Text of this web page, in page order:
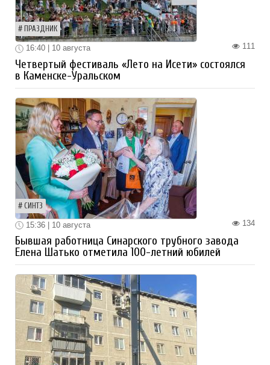
ПРАЗДНИК
111
16:40 | 10 августа
Четвертый фестиваль «Лето на Исети» состоялся
в Каменске-Уральском
СИНТЗ
134
15:36 | 10 августа
Бывшая работница Синарского трубного завода
Елена Шатько отметила 100-летний юбилей